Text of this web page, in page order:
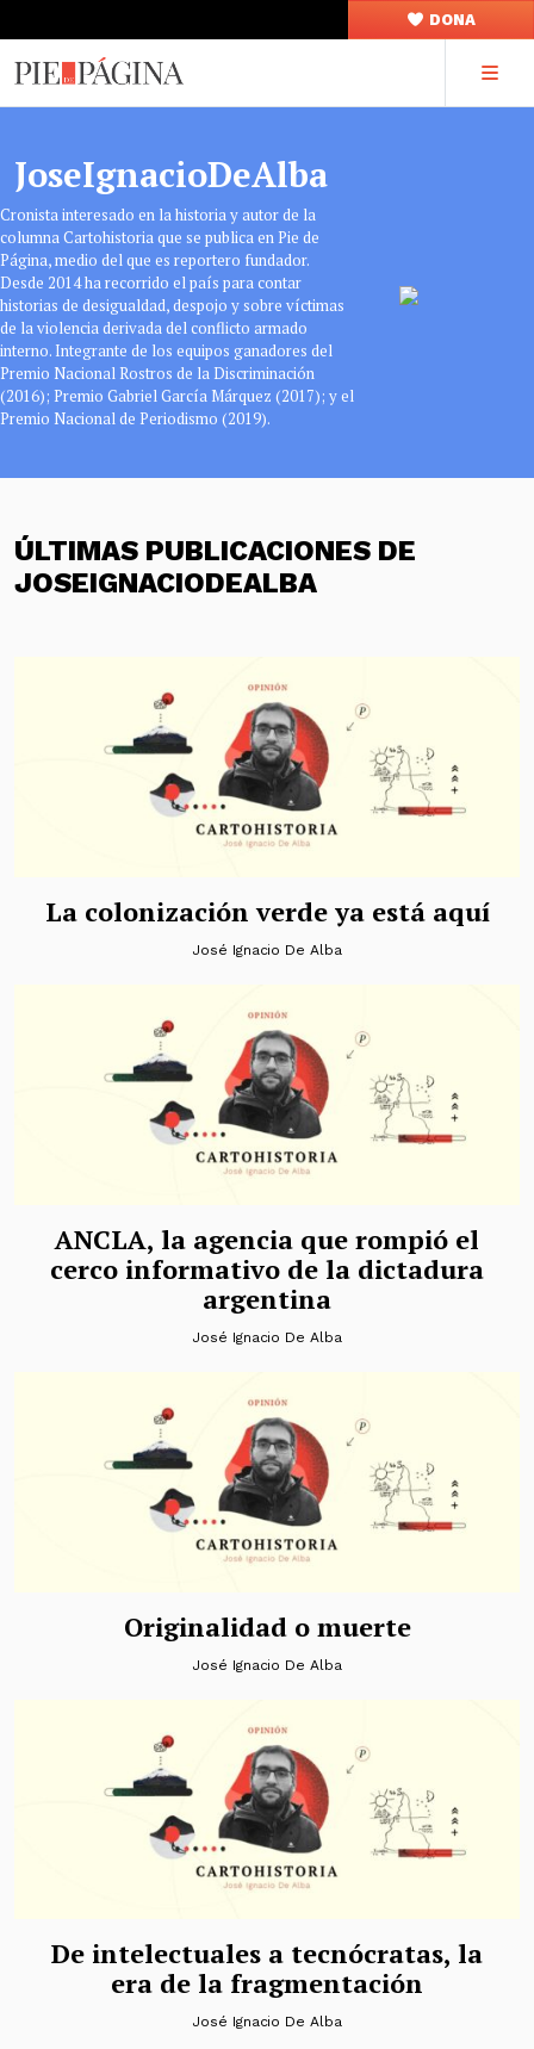
DONA
JoseIgnacioDeAlba
Cronista interesado en la historia y autor de la
columna Cartohistoria que se publica en Pie de
Página, medio del que es reportero fundador.
Desde 2014 ha recorrido el país para contar
historias de desigualdad, despojo y sobre víctimas
de la violencia derivada del conflicto armado
interno. Integrante de los equipos ganadores del
Premio Nacional Rostros de la Discriminación
(2016); Premio Gabriel García Márquez (2017); y el
Premio Nacional de Periodismo (2019).
ÚLTIMAS PUBLICACIONES DE
JOSEIGNACIODEALBA
La colonización verde ya está aquí
José Ignacio De Alba
ANCLA, la agencia que rompió el
cerco informativo de la dictadura
argentina
José Ignacio De Alba
Originalidad o muerte
José Ignacio De Alba
De intelectuales a tecnócratas, la
era de la fragmentación
José Ignacio De Alba